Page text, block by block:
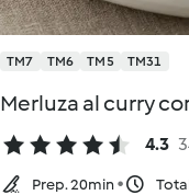
TM7 TM6 TM5 TM31
Merluza al curry
4.3
Prep. 20min